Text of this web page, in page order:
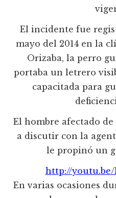
El incidente fue
mayo del 2014 en la
Orizaba, la perro
portaba un letrero
capacitada para
El hombre afectado
a discutir con la
le propinó un
http://youtu.be/
En varias ocasiones